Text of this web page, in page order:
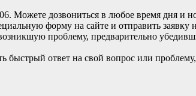
Можете дозвониться в любое время дня и
форму на сайте и отправить
проблему, предварительно
быстрый ответ на свой вопрос или